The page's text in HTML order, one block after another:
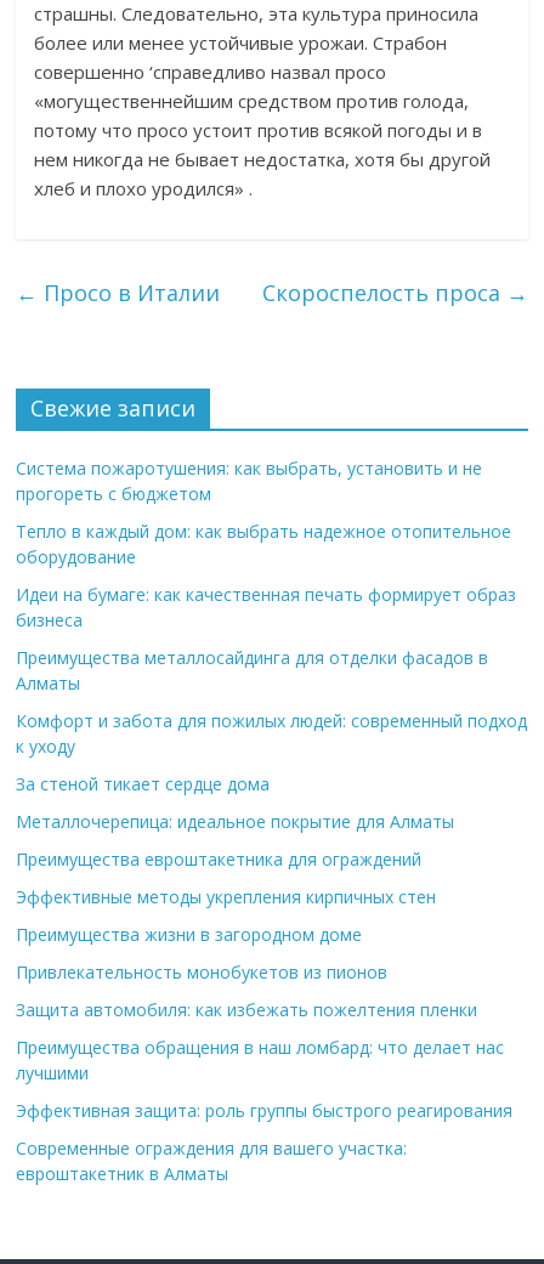
страшны. Следовательно, эта культура приносила
более или менее устойчивые урожаи. Страбон
совершенно ‘справедливо назвал просо
«могущественнейшим средством против голода,
потому что просо устоит против всякой погоды и в
нем никогда не бывает недостатка, хотя бы другой
хлеб и плохо уродился» .
← Просо в Италии Скороспелость проса →
Свежие записи
Система пожаротушения: как выбрать, установить и не
прогореть с бюджетом
Тепло в каждый дом: как выбрать надежное отопительное
оборудование
Идеи на бумаге: как качественная печать формирует образ
бизнеса
Преимущества металлосайдинга для отделки фасадов в
Алматы
Комфорт и забота для пожилых людей: современный подход
к уходу
За стеной тикает сердце дома
Металлочерепица: идеальное покрытие для Алматы
Преимущества евроштакетника для ограждений
Эффективные методы укрепления кирпичных стен
Преимущества жизни в загородном доме
Привлекательность монобукетов из пионов
Защита автомобиля: как избежать пожелтения пленки
Преимущества обращения в наш ломбард: что делает нас
лучшими
Эффективная защита: роль группы быстрого реагирования
Современные ограждения для вашего участка:
евроштакетник в Алматы